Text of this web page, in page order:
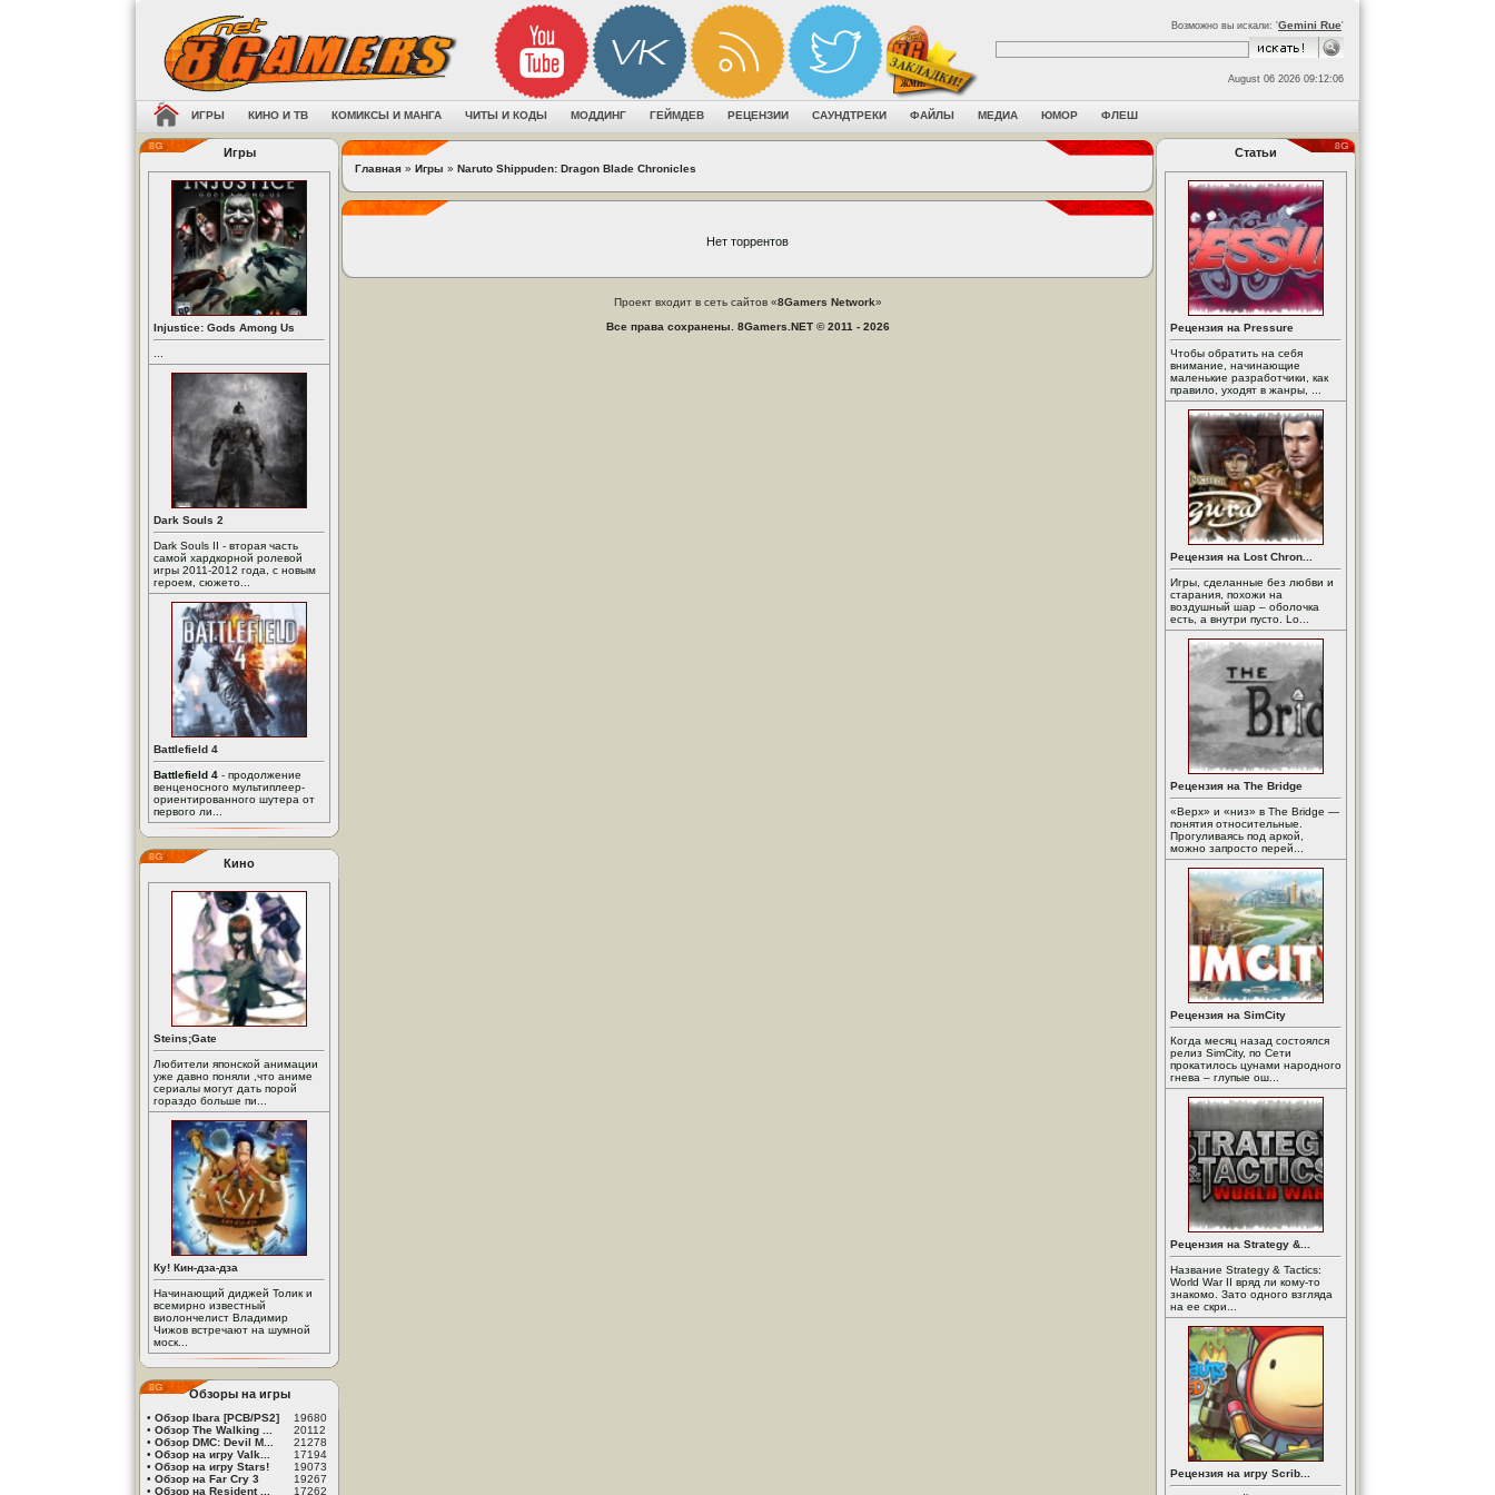
Возможно вы искали: 'Gemini Rue'
August 06 2026 09:12:06
ИГРЫ КИНО И ТВ КОМИКСЫ И МАНГА ЧИТЫ И КОДЫ МОДДИНГ ГЕЙМДЕВ РЕЦЕНЗИИ САУНДТРЕКИ ФАЙЛЫ МЕДИА ЮМОР ФЛЕШ
Игры
Injustice: Gods Among Us
Dark Souls 2
Dark Souls II - вторая часть
самой хардкорной ролевой
игры 2011-2012 года, с новым
героем, сюжето...
Battlefield 4
Battlefield 4 - продолжение
венценосного мультиплеер-
ориентированного шутера от
первого ли...
Кино
Steins;Gate
Любители японской анимации
уже давно поняли ,что аниме
сериалы могут дать порой
гораздо больше пи...
Ку! Кин-дза-дза
Начинающий диджей Толик и
всемирно известный
виолончелист Владимир
Чижов встречают на шумной
моск...
Обзоры на игры
• Обзор Ibara [PCB/PS2]
19680
• Обзор The Walking ...
20112
• Обзор DMC: Devil M...
21278
• Обзор на игру Valk...
17194
• Обзор на игру Stars!
19073
• Обзор на Far Cry 3
19267
• Обзор на Resident ... 17262
Главная » Игры » Naruto Shippuden: Dragon Blade Chronicles
Нет торрентов
Проект входит в сеть сайтов «8Gamers Network»
Все права сохранены. 8Gamers.NET © 2011 - 2026
Статьи
Рецензия на Pressure
Чтобы обратить на себя
внимание, начинающие
маленькие разработчики, как
правило, уходят в жанры, ...
Рецензия на Lost Chron...
Игры, сделанные без любви и
старания, похожи на
воздушный шар – оболочка
есть, а внутри пусто. Lo...
Рецензия на The Bridge
«Верх» и «низ» в The Bridge —
понятия относительные.
Прогуливаясь под аркой,
можно запросто перей...
Рецензия на SimCity
Когда месяц назад состоялся
релиз SimCity, по Сети
прокатилось цунами народного
гнева – глупые ош...
Рецензия на Strategy &...
Название Strategy & Tactics:
World War II вряд ли кому-то
знакомо. Зато одного взгляда
на ее скри...
Рецензия на игру Scrib...